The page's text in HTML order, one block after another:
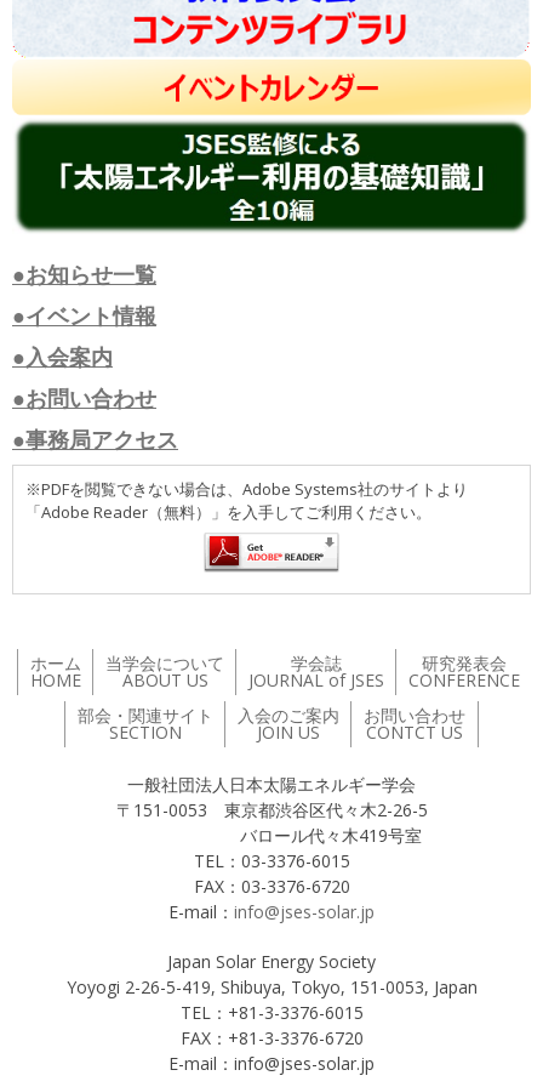
●お知らせ一覧
●イベント情報
●入会案内
●お問い合わせ
●事務局アクセス
※PDFを閲覧できない場合は、Adobe Systems社のサイトより
「Adobe Reader（無料）」を入手してご利用ください。
ホーム
HOME
当学会について
ABOUT US
学会誌
JOURNAL of JSES
研究発表会
CONFERENCE
部会・関連サイト
SECTION
入会のご案内
JOIN US
お問い合わせ
CONTCT US
一般社団法人日本太陽エネルギー学会
〒151-0053 東京都渋谷区代々木2-26-5
バロール代々木419号室
TEL：03-3376-6015
FAX：03-3376-6720
E-mail： info@jses-solar.jp
Japan Solar Energy Society
Yoyogi 2-26-5-419, Shibuya, Tokyo, 151-0053, Japan
TEL：+81-3-3376-6015
FAX：+81-3-3376-6720
E-mail：info@jses-solar.jp